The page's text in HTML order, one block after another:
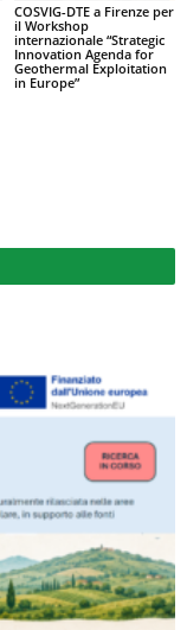
COSVIG-DTE a Firenze per
il Workshop
internazionale “Strategic
Innovation Agenda for
Geothermal Exploitation
in Europe”